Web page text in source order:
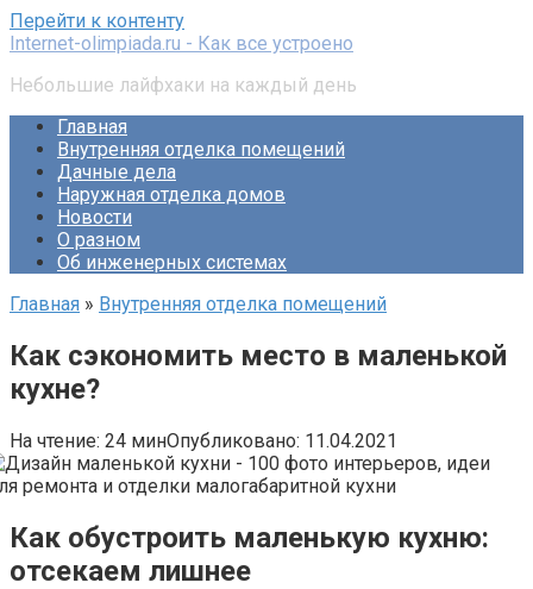
Перейти к контенту
Internet-olimpiada.ru - Как все устроено
Небольшие лайфхаки на каждый день
Главная
Внутренняя отделка помещений
Дачные дела
Наружная отделка домов
Новости
О разном
Об инженерных системах
Главная » Внутренняя отделка помещений
Как сэкономить место в маленькой
кухне?
На чтение: 24 минОпубликовано: 11.04.2021
Как обустроить маленькую кухню:
отсекаем лишнее